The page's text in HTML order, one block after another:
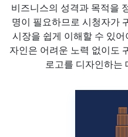
비즈니스의 성격과 목적을
명이 필요하므로 시청자가
시장을 쉽게 이해할 수 있
자인은 어려운 노력 없이도
로고를 디자인하는